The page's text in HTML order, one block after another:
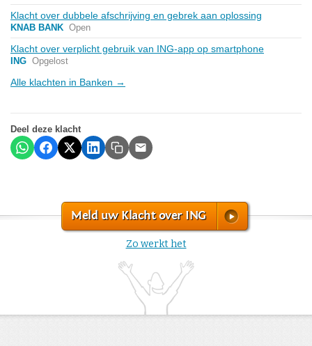
Klacht over dubbele afschrijving en gebrek aan oplossing
KNAB BANK Open
Klacht over verplicht gebruik van ING-app op smartphone
ING Opgelost
Alle klachten in Banken →
Deel deze klacht
Meld uw Klacht over ING
Zo werkt het